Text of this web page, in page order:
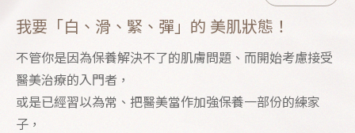
我要「白、滑、緊、彈」的 美肌狀態！
不管你是因為保養解決不了的肌膚問題、而開始考慮接受
醫美治療的入門者，
或是已經習以為常、把醫美當作加強保養一部份的練家
子，